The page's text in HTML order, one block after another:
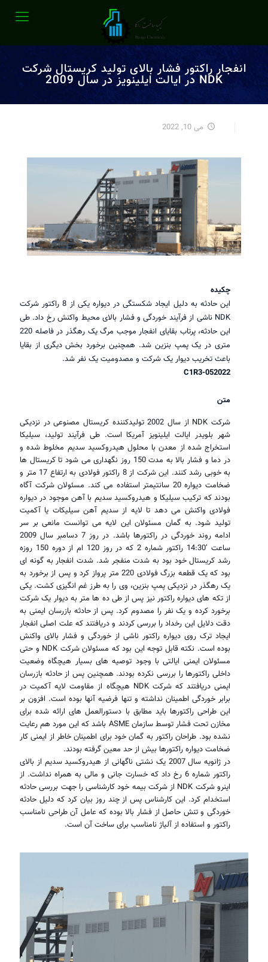
انفجار راکتور فشار بالای تولید کریستال شرکت
NDK در ایالت ایلینویز در سال 2009
می 10, 2022
چکیده
این حادثه به دلیل ایجاد شکستگی در دیواره یکی از 8 راکتور شرکت
NDK ناشی از فرآیند خوردگی و فشار بالای محیط واکنش رخ داد. طی
این حادثه، پرتاب بقایای انفجار موجب مرگ یک رهگذر در فاصله 220
متری در یک پمپ بنزین شد. همچنین برخورد بخش دیگری از بقایا
باعث تخریب دیوار یک شرکت و مصدومیت یک نفر شد.
C1R3-052022
متن
شرکت NDK از سال 2002 تولیدکننده کریستال مصنوعی در نزدیکی
شهر بلویدر ایالت ایلینویز آمریکا است. طی فرآیند تولید، سیلیکا
استخراج شده از معدن با محلول هیدروکسید سدیم مخلوط شده و
در دما و فشار بالا به مدت 150 روز نگهداری می شود تا کریستال ها
به خوبی رشد کنند. این شرکت از 8 راکتور فولادی به ارتفاع 17 متر و
ضخامت دیواره 20 سانتیمتر استفاده می کند. مسئولان شرکت آگاه
بودند که ترکیب سیلیکا و هیدروکسید سدیم با آهن موجود در دیواره
فولادی واکنش می دهد تا لایه از سدیم آهن سیلیکات یا آکمیت
تولید شود. به گمان مسئولان این لایه می توانست مانعی بر سر
ادامه روند خوردگی در راکتورها باشد. در روز 7 دسامبر سال 2009
ساعت ’14:30 راکتور شماره 2 که در روز 120 ام از دوره 150 روزه
رشد کریستال خود بود به شدت منفجر شد. شدت انفجار به گونه ای
بود که یک قطعه بزرگ فولادی 220 متر پرواز کرد و پس از برخورد به
یک رهگذر در نزدیکی پمپ بنزین، وی را به طرز غم انگیزی کشت. یکی
از تکه های دیواره راکتور نیز پس از طی ده ها متر به دیوار یک شرکت
برخورد کرده و یک نفر را مصدوم کرد. پس از حادثه بازرسان ایمنی به
دقت دلایل این رخداد را بررسی کردند و دریافتند که علت اصلی انفجار
ایجاد ترک روی دیواره راکتور ناشی از خوردگی و فشار بالای واکنش
بوده است. نکته قابل توجه این بود که مسئولان شرکت NDK و حتی
مسئولان ایمنی ایالتی با وجود توصیه های بسیار هیچگاه وضعیت
داخلی راکتورها را بررسی نکرده بودند. همچنین پس از حادثه بازرسان
ایمنی دریافتند که شرکت NDK هیچگاه از مقاومت لایه آکمیت در
برابر خوردگی اطمینان نداشته و تنها فرضیه آنها بوده است. افزون بر
این طراحی راکتورها باید مطابق با دستورالعمل های ارائه شده برای
مخازن تحت فشار توسط سازمان ASME باشد که این مورد هم رعایت
نشده بود. طراحان راکتور به گمان خود برای اطمینان خاطر از ایمنی کار
ضخامت دیواره راکتورها بیش از حد معین گرفته بودند.
در ژانویه سال 2007 یک نشتی ناگهانی از هیدروکسید سدیم از بالای
راکتور شماره 6 رخ داد که خسارت جانی و مالی به همراه نداشت. از
اینرو شرکت NDK از شرکت بیمه خود کارشناسی را جهت بررسی حادثه
استخدام کرد. این کارشناس پس از چند روز بیان کرد که دلیل حادثه
خوردگی و تنش حاصل از فشار بالا بوده که عامل آن طراحی نامناسب
راکتور و استفاده از آلیاژ نامناسب برای ساخت آن است.